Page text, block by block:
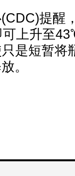
提醒
上升至
是短暂将
。